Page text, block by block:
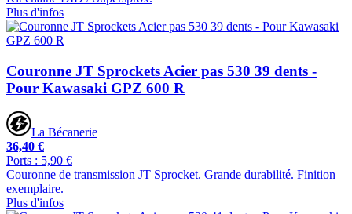
Plus d'infos
Couronne JT Sprockets Acier pas 530 39 dents -
Pour Kawasaki GPZ 600 R
La Bécanerie
36,40 €
Ports : 5,90 €
Couronne de transmission JT Sprocket. Grande durabilité. Finition
exemplaire.
Plus d'infos